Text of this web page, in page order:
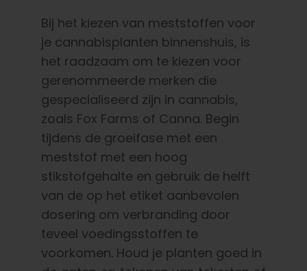
Bij het kiezen van meststoffen voor
je cannabisplanten binnenshuis, is
het raadzaam om te kiezen voor
gerenommeerde merken die
gespecialiseerd zijn in cannabis,
zoals Fox Farms of Canna. Begin
tijdens de groeifase met een
meststof met een hoog
stikstofgehalte en gebruik de helft
van de op het etiket aanbevolen
dosering om verbranding door
teveel voedingsstoffen te
voorkomen. Houd je planten goed in